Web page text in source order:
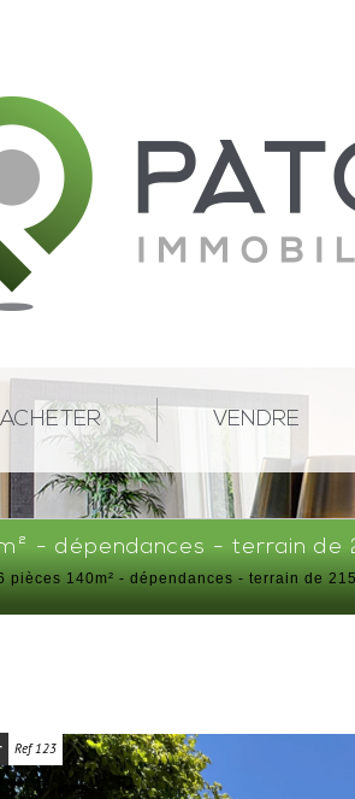
ACHETER VENDRE
- dépendances - terrain de
pièces 140m² - dépendances - terrain de
Ref 123